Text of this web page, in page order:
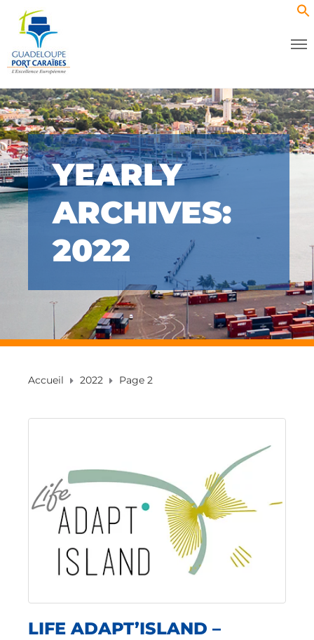
YEARLY
ARCHIVES:
2022
Accueil 2022 Page 2
LIFE ADAPT’ISLAND –